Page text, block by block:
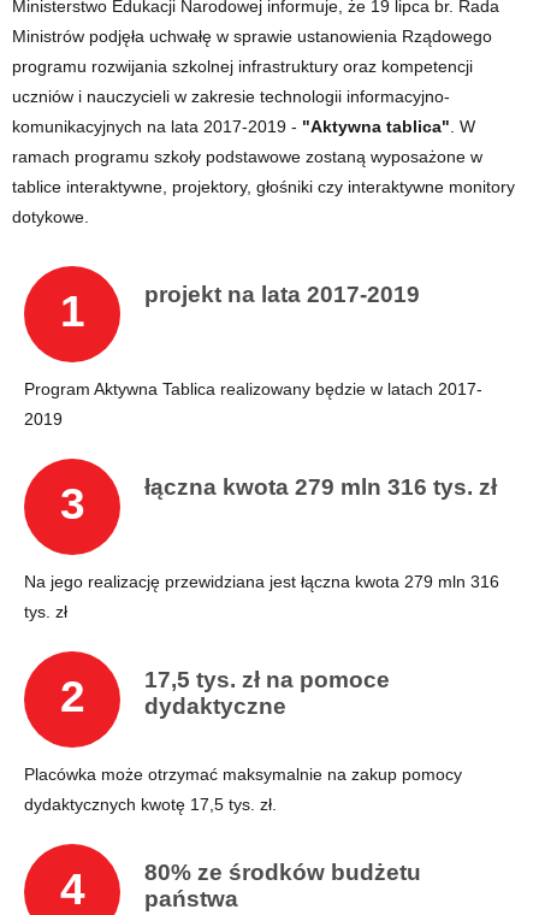
Ministerstwo Edukacji Narodowej informuje, że 19 lipca br. Rada
Ministrów podjęła uchwałę w sprawie ustanowienia Rządowego
programu rozwijania szkolnej infrastruktury oraz kompetencji
uczniów i nauczycieli w zakresie technologii informacyjno-
komunikacyjnych na lata 2017-2019 - "Aktywna tablica" . W
ramach programu szkoły podstawowe zostaną wyposażone w
tablice interaktywne, projektory, głośniki czy interaktywne monitory
dotykowe.
1 projekt na lata 2017-2019
Program Aktywna Tablica realizowany będzie w latach 2017-
2019
3 łączna kwota 279 mln 316 tys. zł
Na jego realizację przewidziana jest łączna kwota 279 mln 316
tys. zł
2
17,5 tys. zł na pomoce
dydaktyczne
Placówka może otrzymać maksymalnie na zakup pomocy
dydaktycznych kwotę 17,5 tys. zł.
4
80% ze środków budżetu
państwa